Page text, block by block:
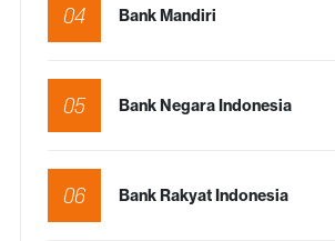
04 Bank Mandiri
05 Bank Negara Indonesia
06 Bank Rakyat Indonesia